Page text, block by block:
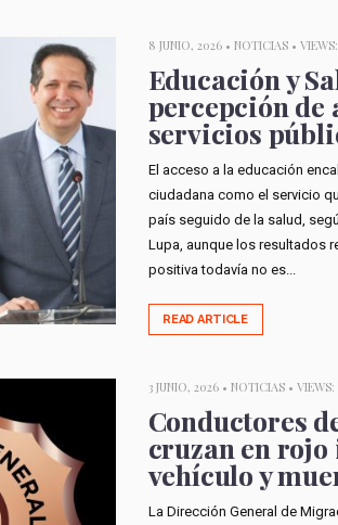
8 JUNIO, 2026 • NOTICIAS•
Educación y
percepción de
servicios
El acceso a la educación
ciudadana como el servicio
país seguido de la salud,
Lupa, aunque los resultados
positiva todavía no es...
READ ARTICLE
3 JUNIO, 2026 • NOTICIAS• VIEWS:
Conductores
cruzan en
vehículo y
La Dirección General de